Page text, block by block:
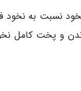
نسبت به نخود
و پخت کامل